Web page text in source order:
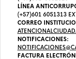
LÍNEA
(+57)601 6051313
CORREO
NOTIFICACIONES:
FACTURA